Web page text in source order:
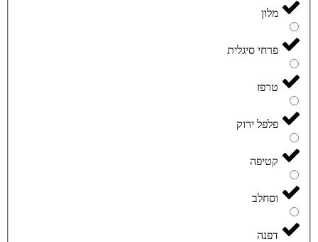
מלון
פרחי סיגלית
טרפז
פלפל ירוק
קטיפה
וסחלב
דפנה